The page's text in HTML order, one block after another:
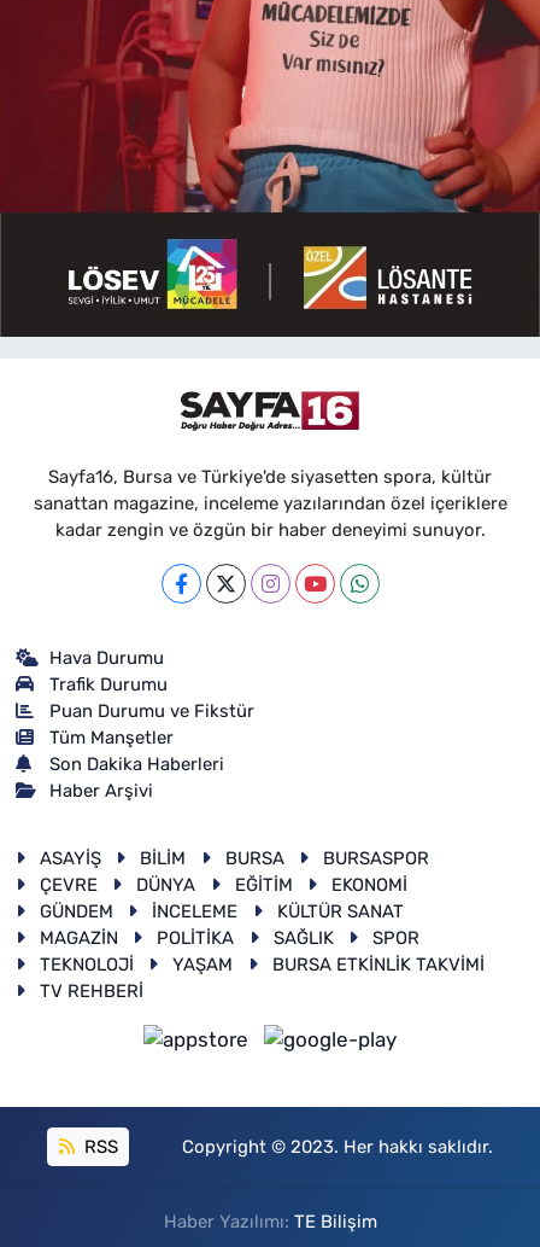
Sayfa16, Bursa ve Türkiye'de siyasetten spora, kültür
sanattan magazine, inceleme yazılarından özel içeriklere
kadar zengin ve özgün bir haber deneyimi sunuyor.
Hava Durumu
Trafik Durumu
Puan Durumu ve Fikstür
Tüm Manşetler
Son Dakika Haberleri
Haber Arşivi
ASAYİŞ BİLİM BURSA
BURSASPOR
ÇEVRE
DÜNYA EĞİTİM
EKONOMİ
GÜNDEM
İNCELEME
KÜLTÜR SANAT
MAGAZİN
POLİTİKA SAĞLIK
SPOR
TEKNOLOJİ
YAŞAM
BURSA ETKİNLİK TAKVİMİ
TV REHBERİ
RSS Copyright © 2023. Her hakkı saklıdır.
Haber Yazılımı: TE Bilişim